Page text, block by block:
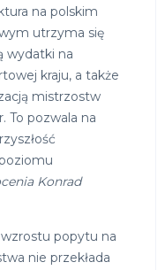
na polskim
utrzyma się
wydatki na
kraju, a także
mistrzostw
To pozwala na
Konrad
popytu na
nie przekłada